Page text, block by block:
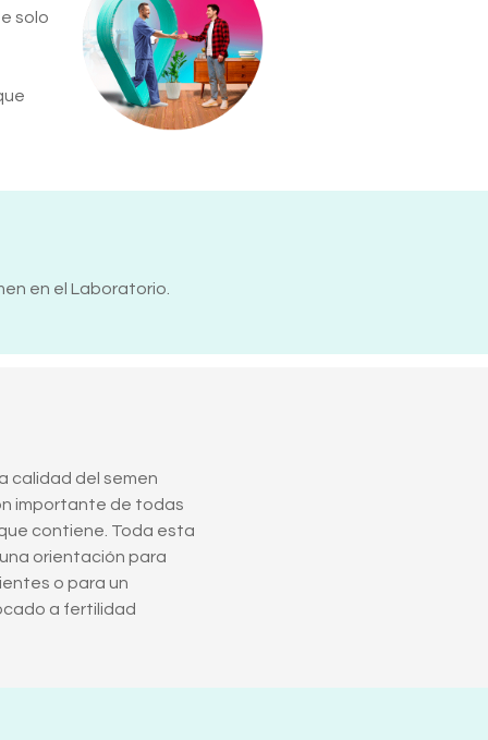
solo
en el Laboratorio.
calidad del semen
importante de todas
contiene. Toda esta
orientación para
o para un
a fertilidad